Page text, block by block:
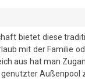
bietet diese
mit der Familie
aus hat man
Außenpool